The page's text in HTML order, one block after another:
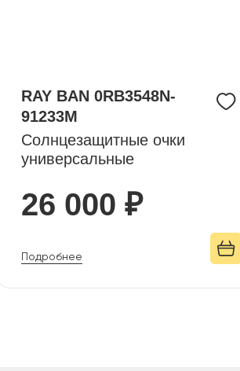
RAY BAN 0RB3548N-
91233M
Солнцезащитные очки
универсальные
26 000 ₽
Подробнее